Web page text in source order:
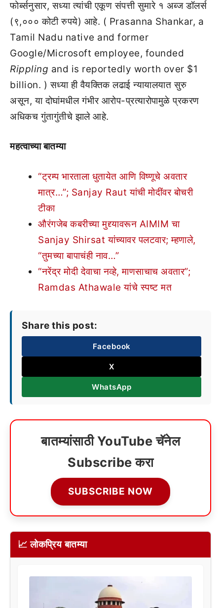
फोर्ब्सनुसार, सध्या त्यांची एकूण संपत्ती सुमारे १ अब्ज डॉलर्स
(९,००० कोटी रुपये) आहे. ( Prasanna Shankar, a
Tamil Nadu native and former
Google/Microsoft employee, founded
Rippling and is reportedly worth over $1
billion. ) सध्या ही वैयक्तिक लढाई न्यायालयात सुरु
असून, या दोघांमधील गंभीर आरोप-प्रत्यारोपामुळे प्रकरण
अधिकच गुंतागुंतीचे झाले आहे.
महत्वाच्या बातम्या
“ट्रम्प भारताला धुतायेत आणि विष्णूचे अवतार
मात्र…”; Sanjay Raut यांची मोदींवर बोचरी
टीका
औरंगजेब कबरीच्या मुद्द्यावरून AIMIM चा
Sanjay Shirsat यांच्यावर पलटवार; म्हणाले,
“तुमच्या बापाचंही नाव…”
“नरेंद्र मोदी देवाचा नव्हे, माणसाचाच अवतार”;
Ramdas Athawale यांचे स्पष्ट मत
Share this post:
Facebook
X
WhatsApp
बातम्यांसाठी YouTube चॅनेल
Subscribe करा
SUBSCRIBE NOW
📈 लोकप्रिय बातम्या